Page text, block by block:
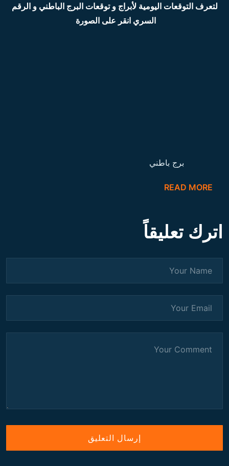
لتعرف التوقعات اليومية لأبراج و توقعات البرج الباطني و الرقم
السري انقر على الصورة
برج باطني
READ MORE
اترك تعليقاً